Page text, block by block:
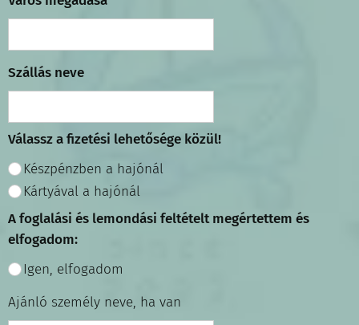
Szállás neve
Válassz a fizetési lehetősége közül!
Készpénzben a hajónál
Kártyával a hajónál
A foglalási és lemondási feltételt megértettem és
elfogadom:
Igen, elfogadom
Ajánló személy neve, ha van